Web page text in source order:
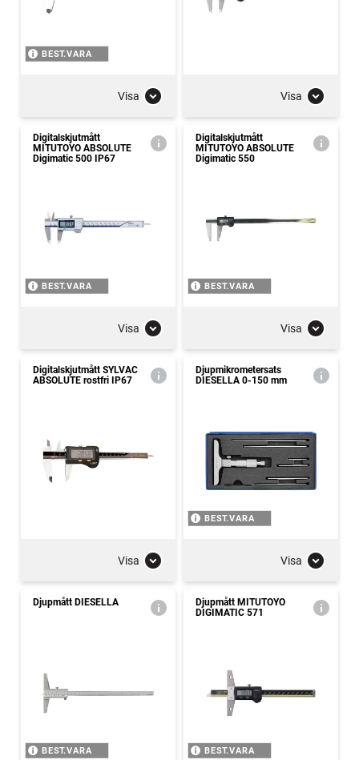
BEST.VARA
Visa Visa
Digitalskjutmått
MITUTOYO ABSOLUTE
Digimatic 500 IP67
BEST.VARA
Visa
Digitalskjutmått
MITUTOYO ABSOLUTE
Digimatic 550
BEST.VARA
Visa
Digitalskjutmått SYLVAC
ABSOLUTE rostfri IP67
Visa
Djupmikrometersats
DIESELLA 0-150 mm
BEST.VARA
Visa
Djupmått DIESELLA
BEST.VARA
Djupmått MITUTOYO
DIGIMATIC 571
BEST.VARA